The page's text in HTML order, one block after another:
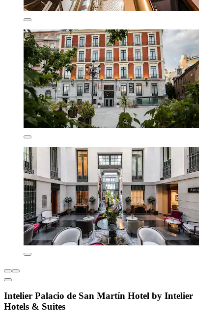
Intelier Palacio de San Martín Hotel by Intelier
Hotels & Suites